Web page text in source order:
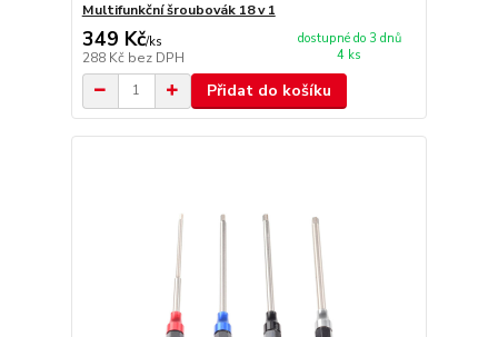
Multifunkční šroubovák 18 v 1
349 Kč/ks
288 Kč bez DPH
dostupné do 3 dnů
4 ks
Přidat do košíku